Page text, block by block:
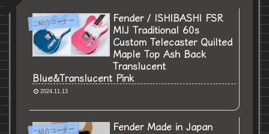
ご紹介コーナー
Fender / ISHIBASHI FSR
MIJ Traditional 60s
Custom Telecaster Quilted
Maple Top Ash Back
Translucent
Blue&Translucent Pink
2024.11.13
ご紹介コーナー
Fender Made in Japan